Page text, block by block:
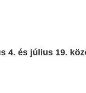
4. és július 19.